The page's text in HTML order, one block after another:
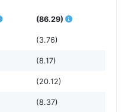
(86.29)
(3.76)
(8.17)
(20.12)
(8.37)